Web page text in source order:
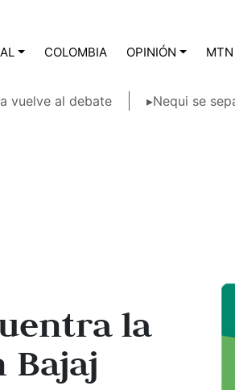
COLOMBIA OPINIÓN MTN
vuelve al debate
▸Nequi se
la
Bajaj